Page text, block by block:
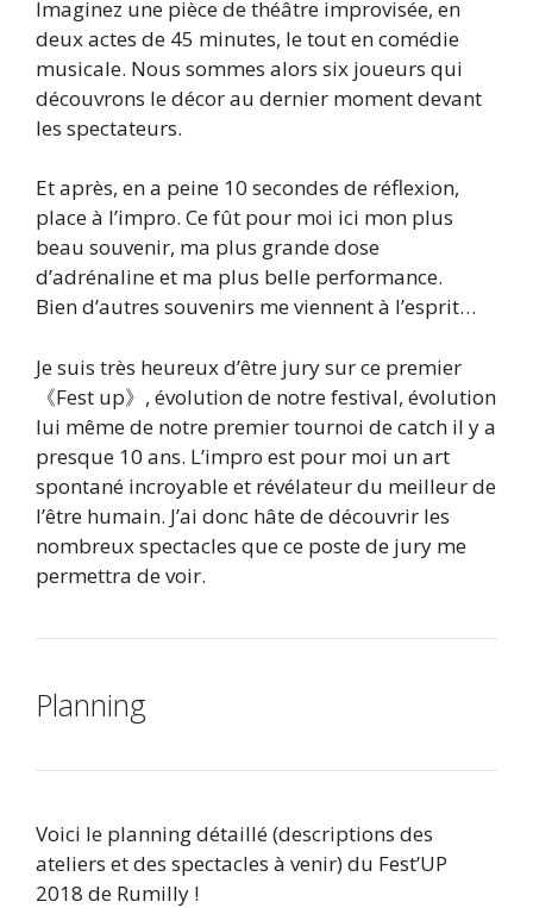
Imaginez une pièce de théâtre improvisée, en
deux actes de 45 minutes, le tout en comédie
musicale. Nous sommes alors six joueurs qui
découvrons le décor au dernier moment devant
les spectateurs.
Et après, en a peine 10 secondes de réflexion,
place à l’impro. Ce fût pour moi ici mon plus
beau souvenir, ma plus grande dose
d’adrénaline et ma plus belle performance.
Bien d’autres souvenirs me viennent à l’esprit…
Je suis très heureux d’être jury sur ce premier
《Fest up》, évolution de notre festival, évolution
lui même de notre premier tournoi de catch il y a
presque 10 ans. L’impro est pour moi un art
spontané incroyable et révélateur du meilleur de
l’être humain. J’ai donc hâte de découvrir les
nombreux spectacles que ce poste de jury me
permettra de voir.
Planning
Voici le planning détaillé (descriptions des
ateliers et des spectacles à venir) du Fest’UP
2018 de Rumilly !